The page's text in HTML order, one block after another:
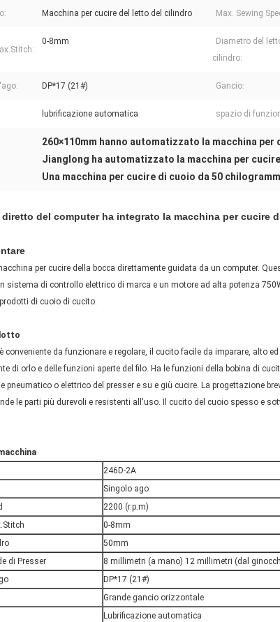
Macchina per cucire del letto del cilindro Max. Sewing
0-8mm
Diametro del
cilindro:
DP*17 (21#) Gancio:
lubrificazione automatica spazio di
260×110mm hanno automatizzato la macchina per
Jianglong ha automatizzato la macchina per cucire
Una macchina per cucire di cuoio da 50
diretto del computer ha integrato la macchina per cucire
per cucire della bocca direttamente guidata da un computer.
sistema di controllo elettrico di marca e un motore ad alta potenza
di cuoio di cucito.
conveniente da funzionare e regolare, il cucito facile da imparare, alto
di orlo e delle funzioni aperte del filo. Ha le funzioni della bobina di
pneumatico o elettrico del presser e su e giù cucire. La progettazione
le parti più durevoli e resistenti all'uso. Il cucito del cuoio spesso e
246D-2A
Singolo ago
2200 (r.p.m)
0-8mm
50mm
di Presser
8 millimetri (a mano) 12 millimetri (dal
DP*17 (21#)
Grande gancio orizzontale
Lubrificazione automatica